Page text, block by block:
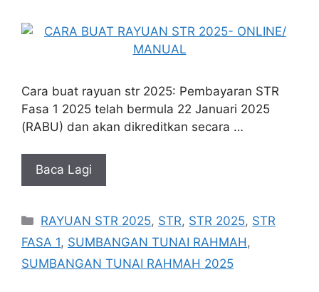
Cara buat rayuan str 2025: Pembayaran STR
Fasa 1 2025 telah bermula 22 Januari 2025
(RABU) dan akan dikreditkan secara …
Baca Lagi
Categories
RAYUAN STR 2025, STR, STR 2025, STR
FASA 1, SUMBANGAN TUNAI RAHMAH,
SUMBANGAN TUNAI RAHMAH 2025